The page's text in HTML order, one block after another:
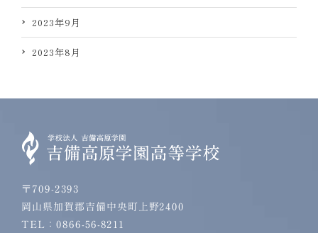
2023年9月
2023年8月
〒709-2393
岡山県加賀郡吉備中央町上野2400
TEL：0866-56-8211